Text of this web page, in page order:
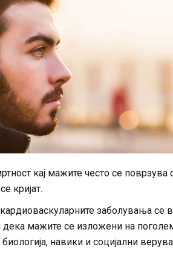
кај мажите често се
кријат.
заболувања се
дека мажите се изложени на
навики и социјални